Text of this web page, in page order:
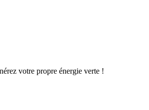
votre propre énergie verte !